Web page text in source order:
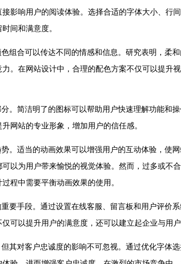
影响用户的阅读体验。选择合适的字体大小、行
间和满意度。
组合可以传达不同的情感和信息。研究表明，柔
。在网站设计中，合理的配色方案不仅可以提升
。简洁明了的图标可以帮助用户快速理解功能和
网站的专业形象，增加用户的信任感。
。适当的动画效果可以增强用户的互动体验，使
以为用户带来愉悦的视觉体验。然而，过多或不
程中需要平衡动画效果的使用。
要手段。通过设置在线客服、留言板和用户评价
可以提升用户的满意度，还可以建立起企业与用户
其对客户忠诚度的影响不可忽视。通过优化字体